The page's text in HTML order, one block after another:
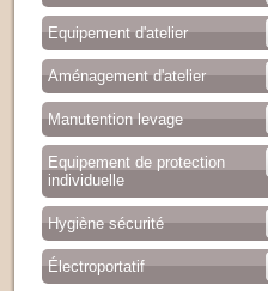
Equipement d'atelier
Aménagement d'atelier
Manutention levage
Equipement de protection
individuelle
Hygiène sécurité
Électroportatif